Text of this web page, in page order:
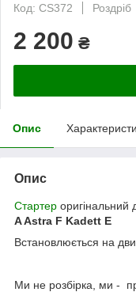
Код: CS372
Роздріб
2 200 ₴
Опис
Опис
Стартер оригінальний
A Astra F Kadett E
Встановлюється на
Ми не розбірка, ми -